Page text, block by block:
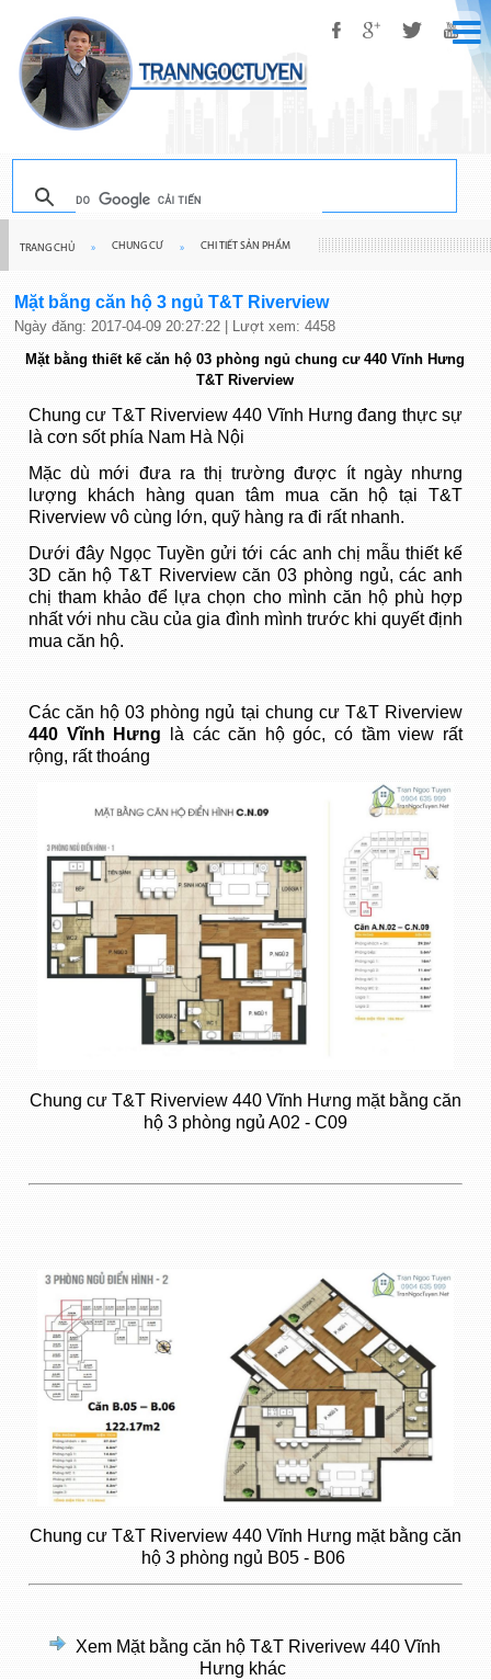
TRANG CHỦ » CHUNG CƯ » CHI TIẾT SẢN PHẨM
Mặt bằng căn hộ 3 ngủ T&T Riverview
Ngày đăng: 2017-04-09 20:27:22 | Lượt xem: 4458
Mặt bằng thiết kế căn hộ 03 phòng ngủ chung cư 440 Vĩnh Hưng
T&T Riverview
Chung cư T&T Riverview 440 Vĩnh Hưng đang thực sự
là cơn sốt phía Nam Hà Nội
Mặc dù mới đưa ra thị trường được ít ngày nhưng
lượng khách hàng quan tâm mua căn hộ tại T&T
Riverview vô cùng lớn, quỹ hàng ra đi rất nhanh.
Dưới đây Ngọc Tuyền gửi tới các anh chị mẫu thiết kế
3D căn hộ T&T Riverview căn 03 phòng ngủ, các anh
chị tham khảo để lựa chọn cho mình căn hộ phù hợp
nhất với nhu cầu của gia đình mình trước khi quyết định
mua căn hộ.
Các căn hộ 03 phòng ngủ tại chung cư T&T Riverview
440 Vĩnh Hưng là các căn hộ góc, có tầm view rất
rộng, rất thoáng
Chung cư T&T Riverview 440 Vĩnh Hưng mặt bằng căn
hộ 3 phòng ngủ A02 - C09
Chung cư T&T Riverview 440 Vĩnh Hưng mặt bằng căn
hộ 3 phòng ngủ B05 - B06
Xem Mặt bằng căn hộ T&T Riverivew 440 Vĩnh
Hưng khác